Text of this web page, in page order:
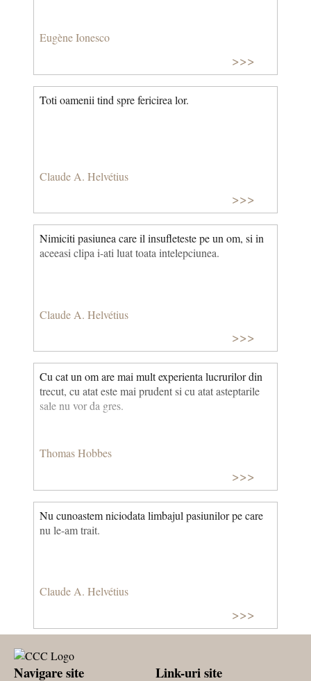
Eugène Ionesco
>>>
Toti oamenii tind spre fericirea lor.
Claude A. Helvétius
>>>
Nimiciti pasiunea care il insufleteste pe un om, si in
aceeasi clipa i-ati luat toata intelepciunea.
Claude A. Helvétius
>>>
Cu cat un om are mai mult experienta lucrurilor din
trecut, cu atat este mai prudent si cu atat asteptarile
sale nu vor da gres.
Thomas Hobbes
>>>
Nu cunoastem niciodata limbajul pasiunilor pe care
nu le-am trait.
Claude A. Helvétius
>>>
Navigare site Link-uri site